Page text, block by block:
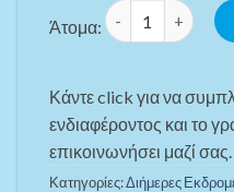
Άτομα:
ΣΑΒ/KO ΣΕ
Κάντε click για να
ενδιαφέροντος και το
επικοινωνήσει μαζί σας.
Κατηγορίες:Διήμερες